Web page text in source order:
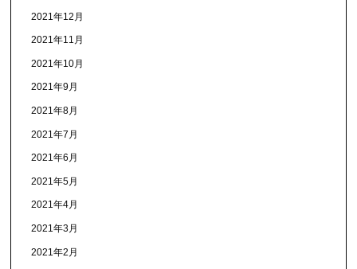
2021年12月
2021年11月
2021年10月
2021年9月
2021年8月
2021年7月
2021年6月
2021年5月
2021年4月
2021年3月
2021年2月